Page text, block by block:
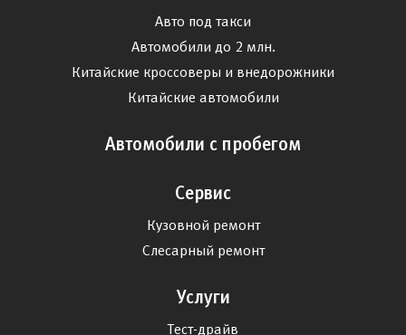
Авто под такси
Автомобили до 2 млн.
Китайские кроссоверы и внедорожники
Китайские автомобили
Автомобили с пробегом
Сервис
Кузовной ремонт
Слесарный ремонт
Услуги
Тест-драйв